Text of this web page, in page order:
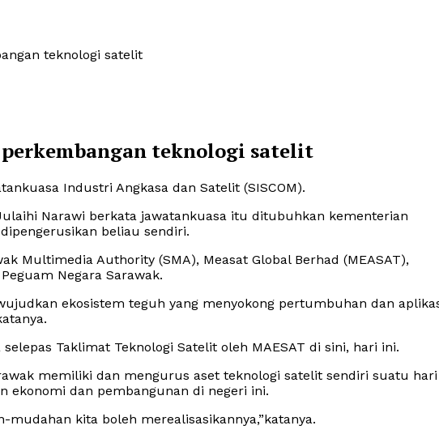
teknologi satelit
perkembangan teknologi satelit
Industri Angkasa dan Satelit (SISCOM).
Narawi berkata jawatankuasa itu ditubuhkan kementerian
beliau sendiri.
Multimedia Authority (SMA), Measat Global Berhad (MEASAT),
Negara Sarawak.
ekosistem teguh yang menyokong pertumbuhan dan
Taklimat Teknologi Satelit oleh MAESAT di sini, hari ini.
memiliki dan mengurus aset teknologi satelit sendiri suatu hari
ekonomi dan pembangunan di negeri ini.
kita boleh merealisasikannya,”katanya.